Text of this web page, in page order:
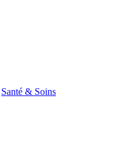
Santé & Soins